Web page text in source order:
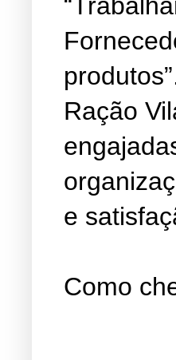
Ração
e
Como